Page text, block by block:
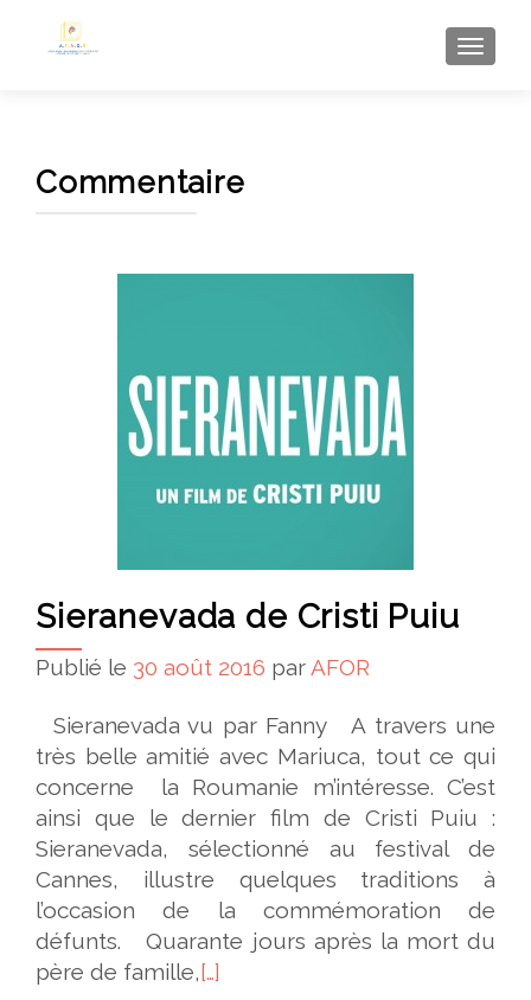
Commentaire
Sieranevada de Cristi Puiu
Publié le 30 août 2016 par AFOR
Sieranevada vu par Fanny A travers une
très belle amitié avec Mariuca, tout ce qui
concerne la Roumanie m’intéresse. C’est
ainsi que le dernier film de Cristi Puiu :
Sieranevada, sélectionné au festival de
Cannes, illustre quelques traditions à
l’occasion de la commémoration de
défunts. Quarante jours après la mort du
père de famille,[…]